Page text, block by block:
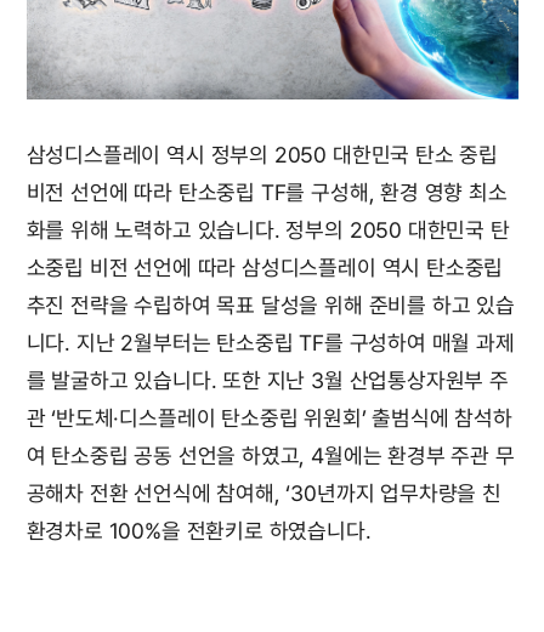
삼성디스플레이 역시 정부의 2050 대한민국 탄소 중립
비전 선언에 따라 탄소중립 TF를 구성해, 환경 영향 최소
화를 위해 노력하고 있습니다. 정부의 2050 대한민국 탄
소중립 비전 선언에 따라 삼성디스플레이 역시 탄소중립
추진 전략을 수립하여 목표 달성을 위해 준비를 하고 있습
니다. 지난 2월부터는 탄소중립 TF를 구성하여 매월 과제
를 발굴하고 있습니다. 또한 지난 3월 산업통상자원부 주
관 ‘반도체·디스플레이 탄소중립 위원회’ 출범식에 참석하
여 탄소중립 공동 선언을 하였고, 4월에는 환경부 주관 무
공해차 전환 선언식에 참여해, ‘30년까지 업무차량을 친
환경차로 100%을 전환키로 하였습니다.